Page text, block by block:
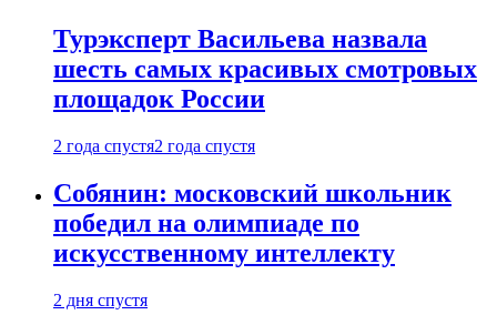
Турэксперт Васильева назвала
шесть самых красивых смотровых
площадок России
2 года спустя2 года спустя
Собянин: московский школьник
победил на олимпиаде по
искусственному интеллекту
2 дня спустя